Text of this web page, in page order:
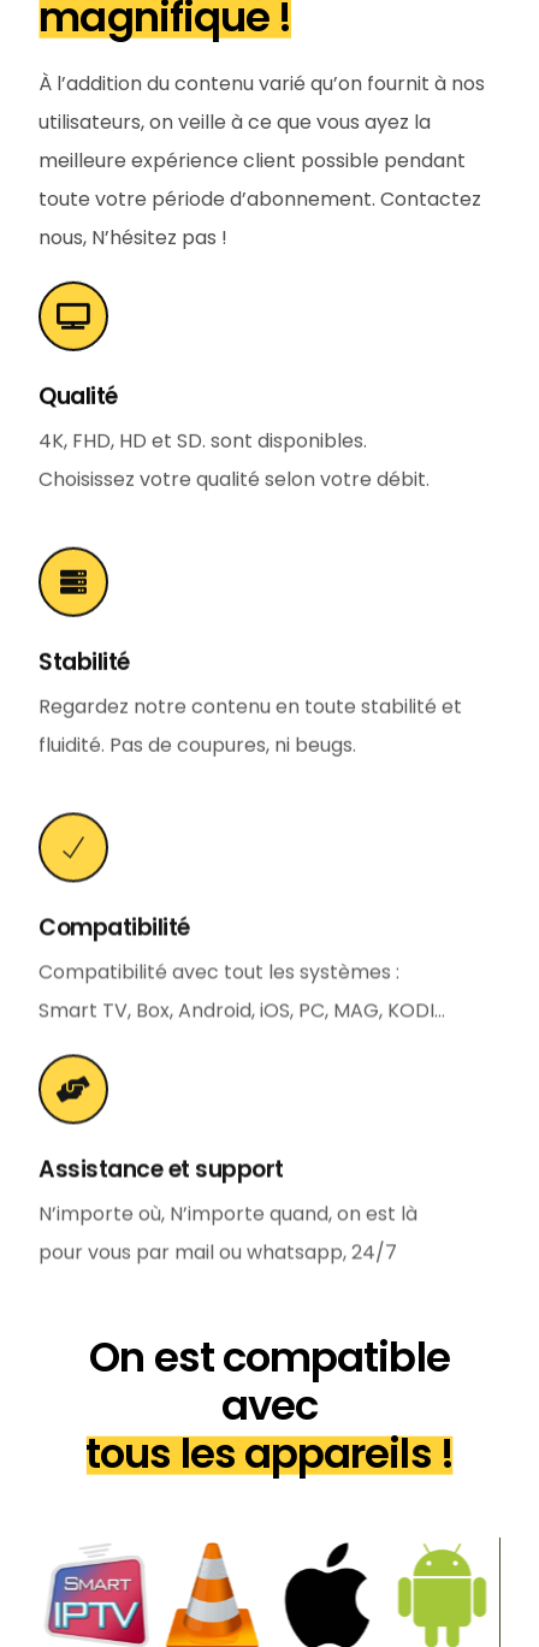
magnifique !
À l’addition du contenu varié qu’on fournit à nos
utilisateurs, on veille à ce que vous ayez la
meilleure expérience client possible pendant
toute votre période d’abonnement. Contactez
nous, N’hésitez pas !
Qualité
4K, FHD, HD et SD. sont disponibles.
Choisissez votre qualité selon votre débit.
Stabilité
Regardez notre contenu en toute stabilité et
fluidité. Pas de coupures, ni beugs.
Compatibilité
Compatibilité avec tout les systèmes :
Smart TV, Box, Android, iOS, PC, MAG, KODI…
Assistance et support
N’importe où, N’importe quand, on est là
pour vous par mail ou whatsapp, 24/7
On est compatible
avec
tous les appareils !